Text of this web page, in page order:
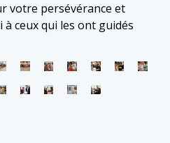
votre persévérance et
ceux qui les ont guidés